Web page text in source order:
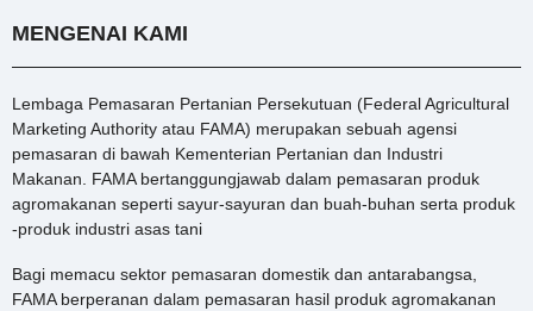
MENGENAI KAMI
Lembaga Pemasaran Pertanian Persekutuan (Federal Agricultural
Marketing Authority atau FAMA) merupakan sebuah agensi
pemasaran di bawah Kementerian Pertanian dan Industri
Makanan. FAMA bertanggungjawab dalam pemasaran produk
agromakanan seperti sayur-sayuran dan buah-buhan serta produk
-produk industri asas tani
Bagi memacu sektor pemasaran domestik dan antarabangsa,
FAMA berperanan dalam pemasaran hasil produk agromakanan